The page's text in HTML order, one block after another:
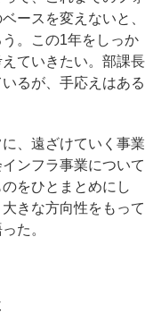
ースを変えないと、
。この1年をしっか
ていきたい。部課長
るが、手応えはある
、遠ざけていく事業
ンフラ事業について
をひとまとめにし
きな方向性をもって
た。